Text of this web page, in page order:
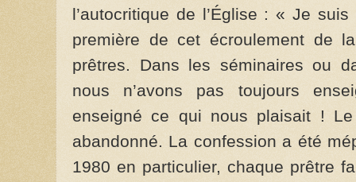
l’autocritique de l’Église : « Je
première de cet écroulement de
prêtres. Dans les séminaires ou
nous n’avons pas toujours
enseigné ce qui nous plaisait !
abandonné. La confession a été
1980 en particulier, chaque prêtre